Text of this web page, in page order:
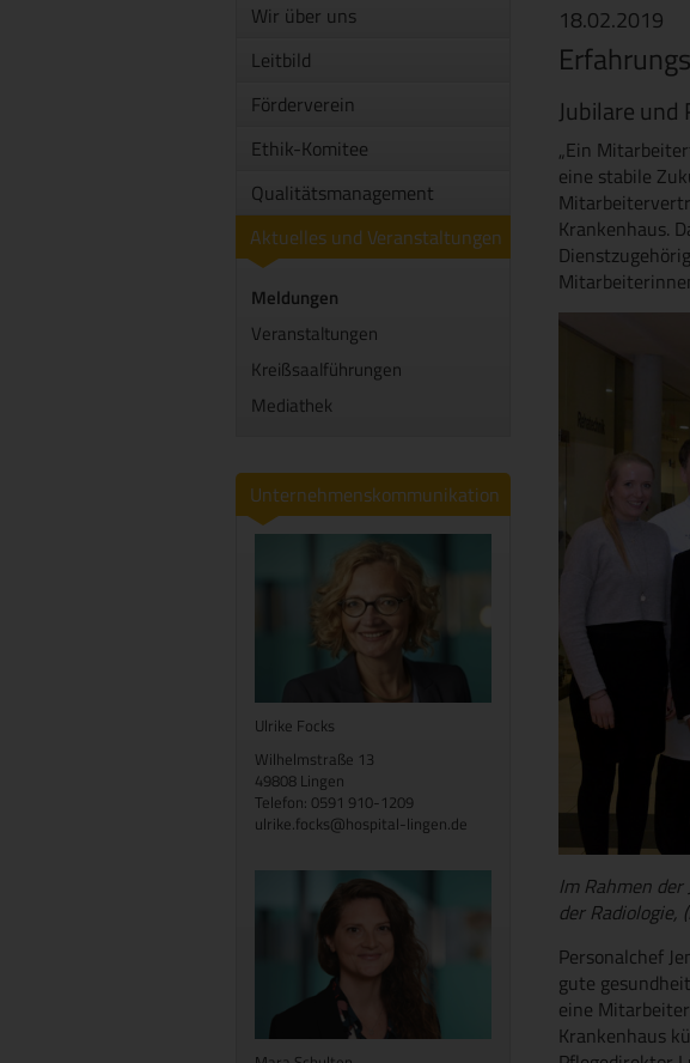
Wir über uns
Leitbild
Förderverein
Ethik-Komitee
Qualitätsmanagement
Aktuelles und Veranstaltungen
Meldungen
Veranstaltungen
Kreißsaalführungen
Mediathek
Unternehmenskommunikation
Ulrike Focks
Wilhelmstraße 13
49808 Lingen
Telefon: 0591 910-1209
ulrike.focks@hospital-lingen.de
18.02.2019
Jubilare und
„Ein
eine stabile
Krankenhaus.
Im Rahmen
der
Personalchef
gute
eine
Krankenhaus